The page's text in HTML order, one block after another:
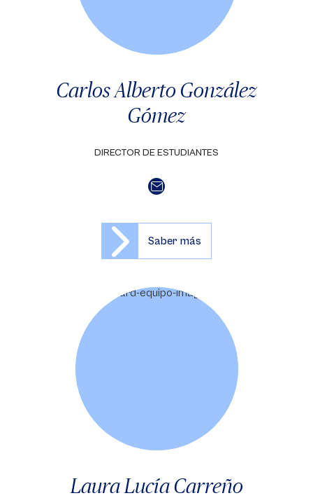
Carlos Alberto González
Gómez
DIRECTOR DE ESTUDIANTES
Saber más
Laura Lucía Carreño